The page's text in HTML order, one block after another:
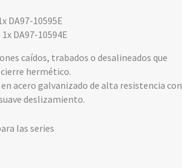
DA97-10595E
DA97-10594E
caídos, trabados o desalineados que
hermético.
en acero galvanizado de alta resistencia con
deslizamiento.
las series